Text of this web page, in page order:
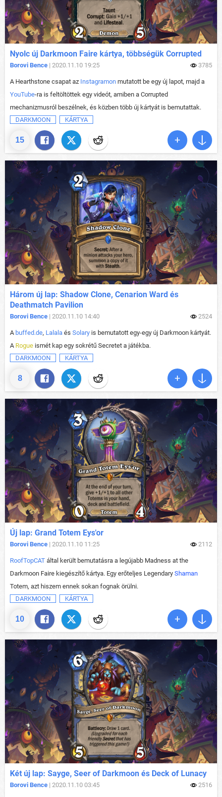
15
Nyolc új Darkmoon Faire kártya, többségük Corrupted
Borovi Bence | 2020.11.10 19:25 3785
A Hearthstone csapat az Instagramon mutatott be egy új lapot, majd a
YouTube-ra is feltöltöttek egy videót, amiben a Corrupted
mechanizmusról beszélnek, és közben több új kártyát is bemutattak.
DARKMOON
KÁRTYA
8
Három új lap: Shadow Clone, Cenarion Ward és
Deathmatch Pavilion
Borovi Bence | 2020.11.10 14:40 2524
A buffed.de, Lalala és Solary is bemutatott egy-egy új Darkmoon kártyát.
A Rogue ismét kap egy sokrétű Secretet a játékba.
DARKMOON
KÁRTYA
10
Új lap: Grand Totem Eys'or
Borovi Bence | 2020.11.10 11:25 2112
RoofTopCAT által került bemutatásra a legújabb Madness at the
Darkmoon Faire kiegészítő kártya. Egy erőteljes Legendary Shaman
Totem, azt hiszem ennek sokan fognak örülni.
DARKMOON
KÁRTYA
Két új lap: Sayge, Seer of Darkmoon és Deck of Lunacy
Borovi Bence | 2020.11.10 03:45 2516